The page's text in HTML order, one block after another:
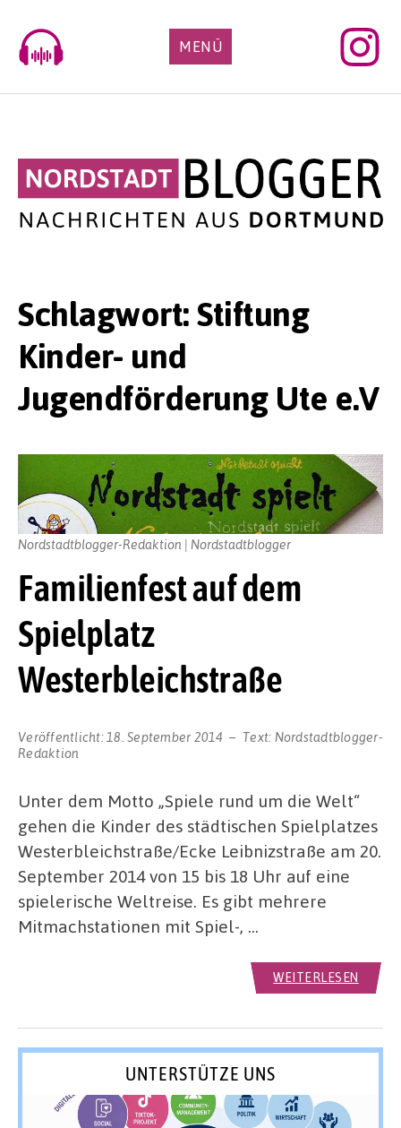
content
MENÜ
Schlagwort:Stiftung
Kinder- und
Jugendförderung Ute e.V
Familienfest auf dem
Spielplatz
Westerbleichstraße
Veröffentlicht: 18. September 2014 Text: Nordstadtblogger-
Redaktion
Nordstadtblogger-Redaktion | Nordstadtblogger
Unter dem Motto „Spiele rund um die Welt“
gehen die Kinder des städtischen Spielplatzes
Westerbleichstraße/Ecke Leibnizstraße am 20.
September 2014 von 15 bis 18 Uhr auf eine
spielerische Weltreise. Es gibt mehrere
Mitmachstationen mit Spiel-, …
WEITERLESEN
UNTERSTÜTZE UNS